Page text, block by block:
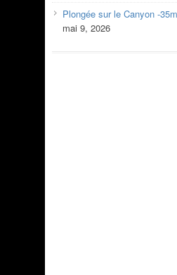
Plongée sur le Canyon -
mai 9, 2026